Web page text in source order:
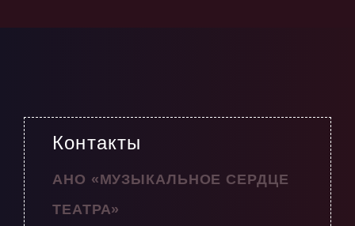
Контакты
АНО «МУЗЫКАЛЬНОЕ СЕРДЦЕ
ТЕАТРА»